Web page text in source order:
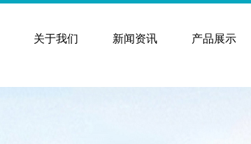
关于我们 新闻资讯 产品展示